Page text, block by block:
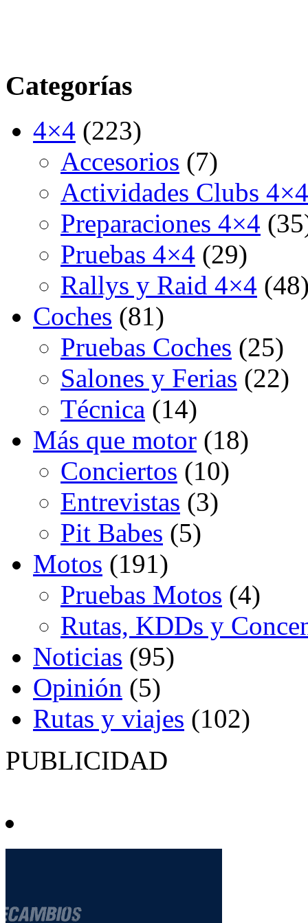
Categorías
4×4 (223)
Accesorios (7)
Actividades Clubs 4×4
Preparaciones 4×4
Pruebas 4×4 (29)
Rallys y Raid 4×4
Coches (81)
Pruebas Coches (25)
Salones y Ferias (22)
Técnica (14)
Más que motor (18)
Conciertos (10)
Entrevistas (3)
Pit Babes (5)
Motos (191)
Pruebas Motos (4)
Rutas, KDDs y
Noticias (95)
Opinión (5)
Rutas y viajes (102)
PUBLICIDAD